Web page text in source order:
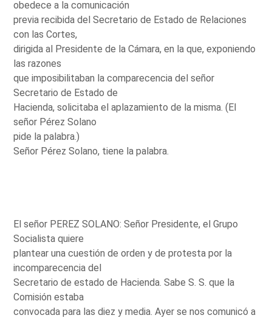
obedece a la comunicación
previa recibida del Secretario de Estado de Relaciones
con las Cortes,
dirigida al Presidente de la Cámara, en la que, exponiendo
las razones
que imposibilitaban la comparecencia del señor
Secretario de Estado de
Hacienda, solicitaba el aplazamiento de la misma. (El
señor Pérez Solano
pide la palabra.)
Señor Pérez Solano, tiene la palabra.
El señor PEREZ SOLANO: Señor Presidente, el Grupo
Socialista quiere
plantear una cuestión de orden y de protesta por la
incomparecencia del
Secretario de estado de Hacienda. Sabe S. S. que la
Comisión estaba
convocada para las diez y media. Ayer se nos comunicó a